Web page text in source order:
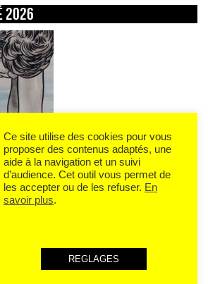
2026
Ce site utilise des cookies pour vous
proposer des contenus adaptés, une
aide à la navigation et un suivi
d’audience. Cet outil vous permet de
les accepter ou de les refuser. En
savoir plus.
REGLAGES